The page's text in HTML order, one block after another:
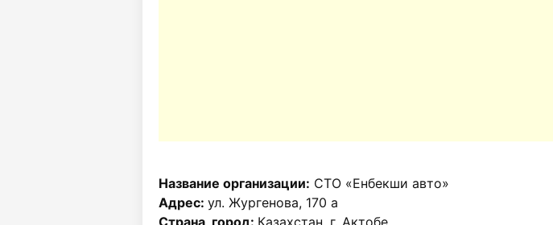
Название организации: СТО «Енбекши авто»
Адрес: ул. Жургенова, 170 а
Страна, город: Казахстан, г. Актобе